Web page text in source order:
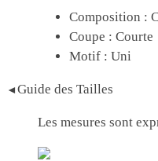
Composition :
Coupe : Courte
Motif : Uni
◄Guide des Tailles
Les mesures sont